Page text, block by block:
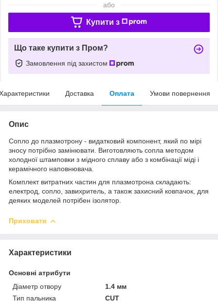
або
Купити з
Що таке купити з Пром?
Замовлення під захистом
Доставка Оплата Умови повернення
Опис
Сопло до плазмотрону - видатковий компонент, який по мірі
зносу потрібно замінювати. Виготовляють сопла методом
холодної штамповки з мідного сплаву або з комбінації міді і
керамічного наповнювача.
Комплект витратних частин для плазмотрона складають:
електрод, сопло, завихритель, а також захисний ковпачок, для
деяких моделей потрібен ізолятор.
Приховати
Характеристики
Основні атрибути
Діаметр отвору
1.4 мм
Тип пальника
CUT